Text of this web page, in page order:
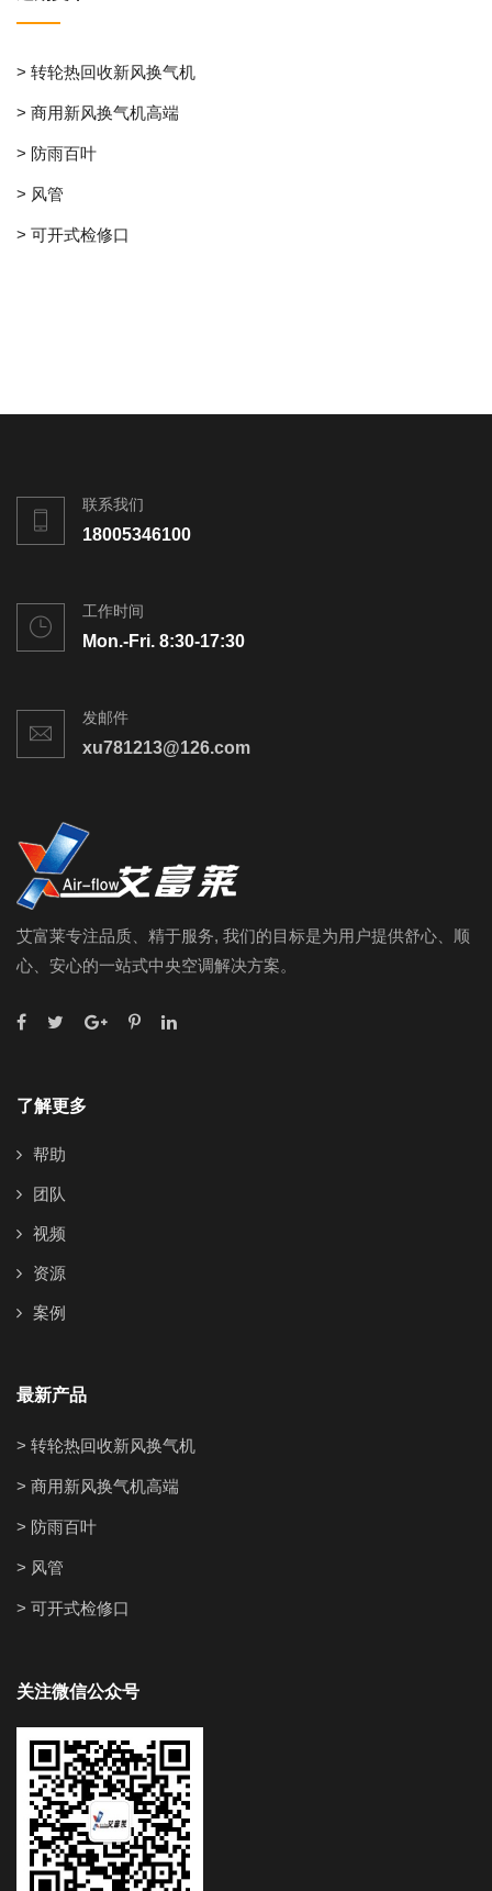
> 转轮热回收新风换气机
> 商用新风换气机高端
> 防雨百叶
> 风管
> 可开式检修口
联系我们
18005346100
工作时间
Mon.-Fri. 8:30-17:30
发邮件
xu781213@126.com
艾富莱专注品质、精于服务, 我们的目标是为用户提供舒心、顺
心、安心的一站式中央空调解决方案。
了解更多
帮助
团队
视频
资源
案例
最新产品
> 转轮热回收新风换气机
> 商用新风换气机高端
> 防雨百叶
> 风管
> 可开式检修口
关注微信公众号